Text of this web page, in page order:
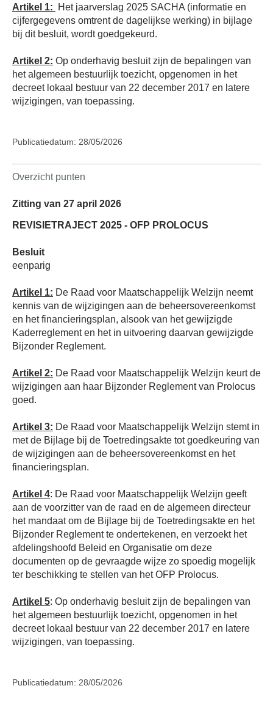
Artikel 1:
Het jaarverslag 2025 SACHA (informatie en
cijfergegevens omtrent de dagelijkse werking) in bijlage
bij dit besluit, wordt goedgekeurd.
Artikel 2: Op onderhavig besluit zijn de bepalingen van
het algemeen bestuurlijk toezicht, opgenomen in het
decreet lokaal bestuur van 22 december 2017 en latere
wijzigingen, van toepassing.
Publicatiedatum: 28/05/2026
Overzicht punten
Zitting van 27 april 2026
REVISIETRAJECT 2025 - OFP PROLOCUS
Besluit
eenparig
Artikel 1: De Raad voor Maatschappelijk Welzijn neemt
kennis van de wijzigingen aan de beheersovereenkomst
en het financieringsplan, alsook van het gewijzigde
Kaderreglement en het in uitvoering daarvan gewijzigde
Bijzonder Reglement.
Artikel 2: De Raad voor Maatschappelijk Welzijn keurt de
wijzigingen aan haar Bijzonder Reglement van Prolocus
goed.
Artikel 3: De Raad voor Maatschappelijk Welzijn stemt in
met de Bijlage bij de Toetredingsakte tot goedkeuring van
de wijzigingen aan de beheersovereenkomst en het
financieringsplan.
Artikel 4: De Raad voor Maatschappelijk Welzijn geeft
aan de voorzitter van de raad en de algemeen directeur
het mandaat om de Bijlage bij de Toetredingsakte en het
Bijzonder Reglement te ondertekenen, en verzoekt het
afdelingshoofd Beleid en Organisatie om deze
documenten op de gevraagde wijze zo spoedig mogelijk
ter beschikking te stellen van het OFP Prolocus.
Artikel 5: Op onderhavig besluit zijn de bepalingen van
het algemeen bestuurlijk toezicht, opgenomen in het
decreet lokaal bestuur van 22 december 2017 en latere
wijzigingen, van toepassing.
Publicatiedatum: 28/05/2026